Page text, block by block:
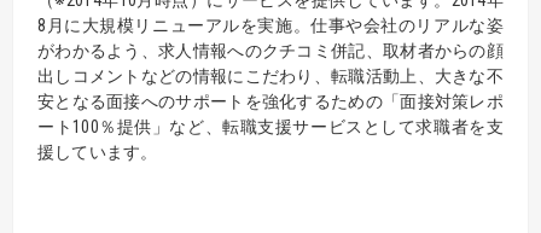
8月に大規模リニューアルを実施。仕事や会社のリアルな姿
がわかるよう、求人情報へのクチコミ併記、取材者からの顔
出しコメントなどの情報にこだわり、転職活動上、大きな不
安となる面接へのサポートを強化するための「面接対策レポ
ート100％提供」など、転職支援サービスとして求職者を支
援しています。